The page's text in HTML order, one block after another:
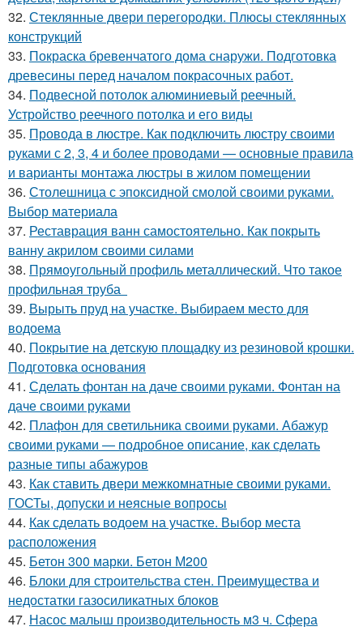
32. Стеклянные двери перегородки. Плюсы стеклянных
конструкций
33. Покраска бревенчатого дома снаружи. Подготовка
древесины перед началом покрасочных работ.
34. Подвесной потолок алюминиевый реечный.
Устройство реечного потолка и его виды
35. Провода в люстре. Как подключить люстру своими
руками с 2, 3, 4 и более проводами — основные правила
и варианты монтажа люстры в жилом помещении
36. Столешница с эпоксидной смолой своими руками.
Выбор материала
37. Реставрация ванн самостоятельно. Как покрыть
ванну акрилом своими силами
38. Прямоугольный профиль металлический. Что такое
профильная труба
39. Вырыть пруд на участке. Выбираем место для
водоема
40. Покрытие на детскую площадку из резиновой крошки.
Подготовка основания
41. Сделать фонтан на даче своими руками. Фонтан на
даче своими руками
42. Плафон для светильника своими руками. Абажур
своими руками — подробное описание, как сделать
разные типы абажуров
43. Как ставить двери межкомнатные своими руками.
ГОСТы, допуски и неясные вопросы
44. Как сделать водоем на участке. Выбор места
расположения
45. Бетон 300 марки. Бетон М200
46. Блоки для строительства стен. Преимущества и
недостатки газосиликатных блоков
47. Насос малыш производительность м3 ч. Сфера